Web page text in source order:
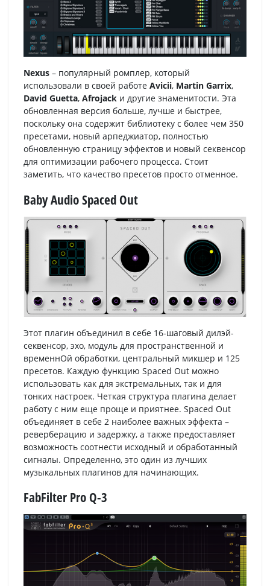
Nexus – популярный ромплер, который
использовали в своей работе Avicii, Martin Garrix,
David Guetta, Afrojack и другие знаменитости. Эта
обновленная версия больше, лучше и быстрее,
поскольку она содержит библиотеку с более чем 350
пресетами, новый арпеджиатор, полностью
обновленную страницу эффектов и новый секвенсор
для оптимизации рабочего процесса. Стоит
заметить, что качество пресетов просто отменное.
Baby Audio Spaced Out
Этот плагин объединил в себе 16-шаговый дилэй-
секвенсор, эхо, модуль для пространственной и
временнОй обработки, центральный микшер и 125
пресетов. Каждую функцию Spaced Out можно
использовать как для экстремальных, так и для
тонких настроек. Четкая структура плагина делает
работу с ним еще проще и приятнее. Spaced Out
объединяет в себе 2 наиболее важных эффекта –
реверберацию и задержку, а также предоставляет
возможность соотнести исходный и обработанный
сигналы. Определенно, это один из лучших
музыкальных плагинов для начинающих.
FabFilter Pro Q-3